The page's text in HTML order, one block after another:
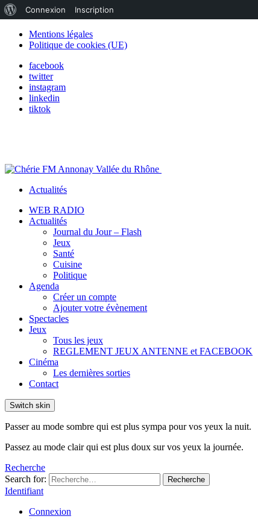
Mentions légales
Politique de cookies (UE)
facebook
twitter
instagram
linkedin
tiktok
Actualités
WEB RADIO
Actualités
Journal du Jour – Flash
Jeux
Santé
Cuisine
Politique
Agenda
Créer un compte
Ajouter votre évènement
Spectacles
Jeux
Tous les jeux
REGLEMENT JEUX ANTENNE et FACEBOOK
Cinéma
Les dernières sorties
Contact
Switch skin
Passer au mode sombre qui est plus sympa pour vos yeux la nuit.
Passez au mode clair qui est plus doux sur vos yeux la journée.
Recherche
Search for:
Recherche
Identifiant
Connexion
de
WordPress
Connexion Inscription